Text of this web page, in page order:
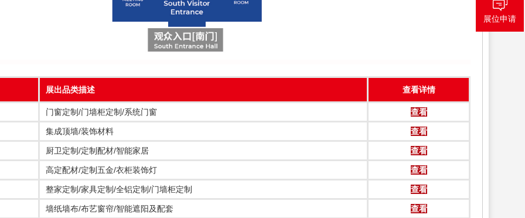
展出品类描述 查看详情
门窗定制/门墙柜定制/系统门窗 查看
集成顶墙/装饰材料 查看
厨卫定制/定制配材/智能家居 查看
高定配材/定制五金/衣柜装饰灯 查看
整家定制/家具定制/全铝定制/门墙柜定制 查看
墙纸墙布/布艺窗帘/智能遮阳及配套 查看
展位申请